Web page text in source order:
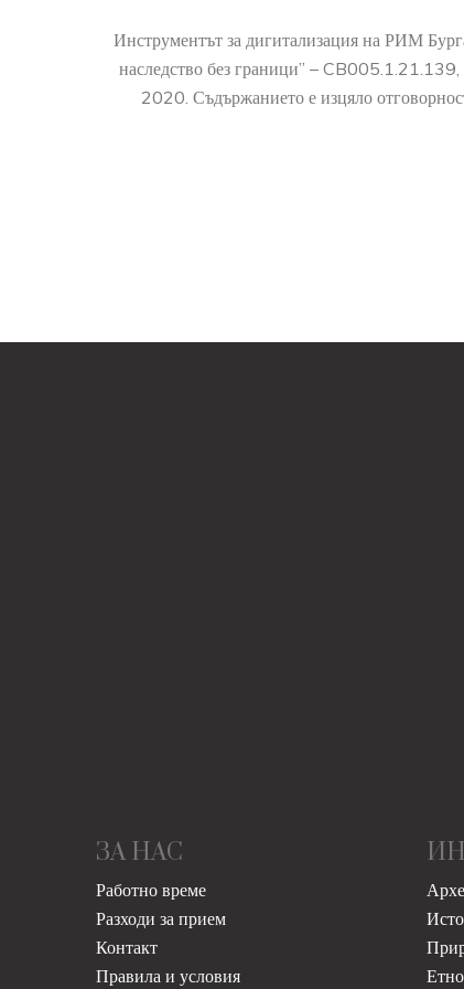
Инструментът за дигитализация на РИМ
наследство без граници” –
2020. Съдържанието е изцяло
ЗА НАС
Работно време
Разходи за прием
Контакт
Правила и условия